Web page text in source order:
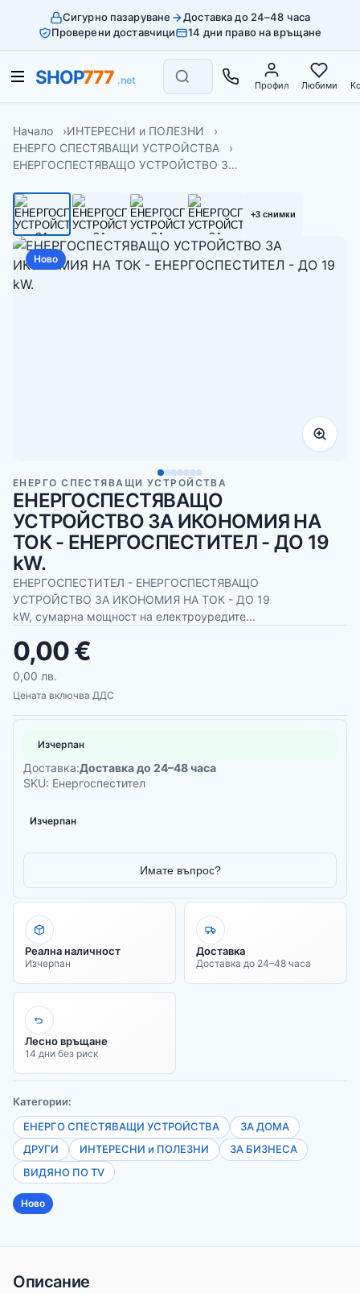
Сигурно пазаруване
Доставка до 24–48 часа
Проверени доставчици
14 дни право на връщане
Профил Любими
Начало
ИНТЕРЕСНИ и ПОЛЕЗНИ
ЕНЕРГО СПЕСТЯВАЩИ УСТРОЙСТВА
ЕНЕРГОСПЕСТЯВАЩО УСТРОЙСТВО З…
+3 снимки
Ново
ЕНЕРГО СПЕСТЯВАЩИ УСТРОЙСТВА
ЕНЕРГОСПЕСТЯВАЩО
УСТРОЙСТВО ЗА ИКОНОМИЯ НА
ТОК - ЕНЕРГОСПЕСТИТЕЛ - ДО 19
kW.
ЕНЕРГОСПЕСТИТЕЛ - ЕНЕРГОСПЕСТЯВАЩО
УСТРОЙСТВО ЗА ИКОНОМИЯ НА ТОК - ДО 19
kW, сумарна мощност на електроуредите...
0,00 €
0,00 лв.
Цената включва ДДС
Изчерпан
Доставка:Доставка до 24–48 часа
SKU: Енергоспестител
Изчерпан
Имате въпрос?
Реална наличност
Изчерпан
Доставка
Доставка до 24–48 часа
Лесно връщане
14 дни без риск
Категории:
ЕНЕРГО СПЕСТЯВАЩИ УСТРОЙСТВА
ЗА ДОМА
ДРУГИ
ИНТЕРЕСНИ и ПОЛЕЗНИ
ЗА БИЗНЕСА
ВИДЯНО ПО TV
Ново
Описание